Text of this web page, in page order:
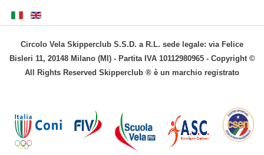
Circolo Vela Skipperclub S.S.D. a R.L. sede legale: via Felice
Bisleri 11, 20148 Milano (MI) - Partita IVA 10112980965 - Copyright ©
All Rights Reserved Skipperclub ® è un marchio registrato